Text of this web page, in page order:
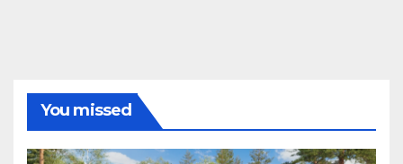
You missed